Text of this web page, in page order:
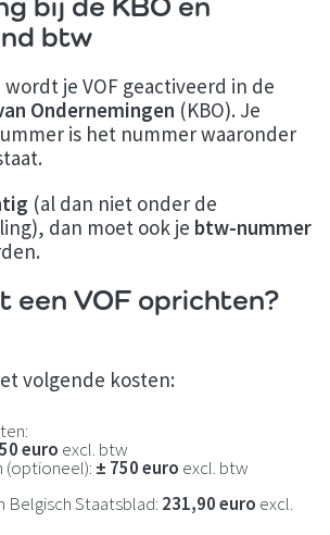
btw
je VOF geactiveerd in de
Ondernemingen (KBO). Je
is het nummer waaronder
(al dan niet onder de
dan moet ook je btw-nummer
een VOF oprichten?
volgende kosten:
euro excl. btw
(optioneel): ± 750 euro excl. btw
Belgisch Staatsblad: 231,90 euro excl.